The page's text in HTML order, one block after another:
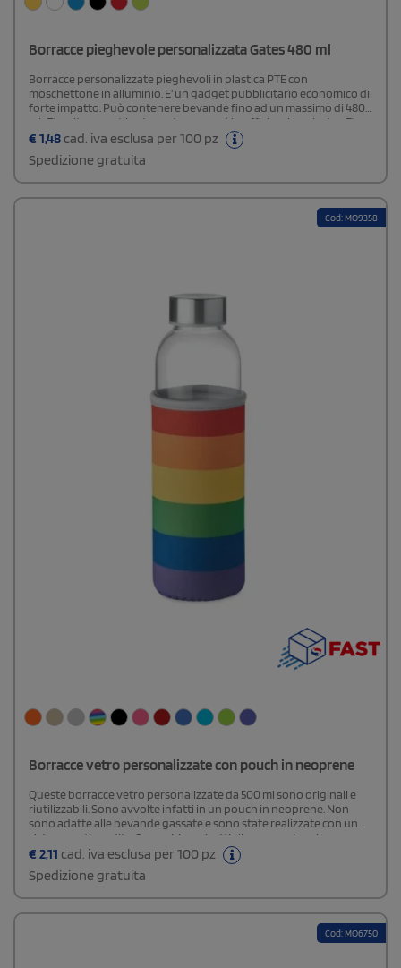
Borracce pieghevole personalizzata Gates 480 ml
Borracce personalizzate pieghevoli in plastica PTE con
moschettone in alluminio. E' un gadget pubblicitario economico di
forte impatto. Può contenere bevande fino ad un massimo di 480
ml. E' molto versatile: da portare con sé in ufficio o in palestra. E' un
regalo molto apprezzato durante manifestazioni
sportive. Borracce personalizzabili o neutri.Area di stampa 5 X 5 cm
€ 1,48 cad. iva esclusa per 100 pz
Spedizione gratuita
Cod: MO9358
Borracce vetro personalizzate con pouch in neoprene
Queste borracce vetro personalizzate da 500 ml sono originali e
riutilizzabili. Sono avvolte infatti in un pouch in neoprene. Non
sono adatte alle bevande gassate e sono state realizzate con un
sistema anti perdite. Se cerchi una bottiglia promozionale come
gadget pubblicitario, questo modello intercetta i gusti di una
€ 2,11 cad. iva esclusa per 100 pz
Spedizione gratuita
Cod: MO6750